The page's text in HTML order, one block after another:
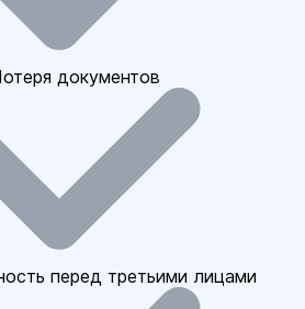
документов
перед третьими лицами